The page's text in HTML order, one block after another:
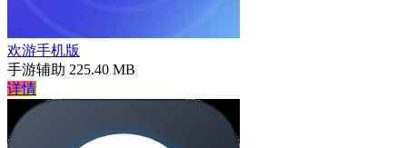
欢游手机版
手游辅助 225.40 MB
详情